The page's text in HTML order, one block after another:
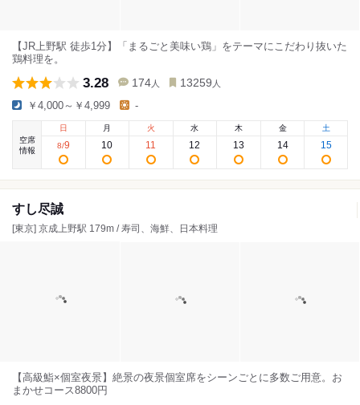
【JR上野駅 徒歩1分】「まるごと美味い鶏」をテーマにこだわり抜いた
鶏料理を。
3.28 174 人 13259 人
￥4,000～￥4,999 -
空席
情報
日
8/9
月
10
火
11
水
12
木
13
金
14
土
15
すし尽誠
[東京] 京成上野駅 179m / 寿司、海鮮、日本料理
【高級鮨×個室夜景】絶景の夜景個室席をシーンごとに多数ご用意。お
まかせコース8800円